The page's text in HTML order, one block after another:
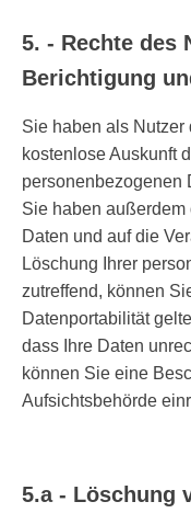
5. - Rechte des
Berichtigung
Sie haben als Nutzer
kostenlose Auskunft
personenbezogenen
Sie haben
Daten und auf die
Löschung Ihrer
zutreffend, können
Datenportabilität
dass Ihre Daten
können Sie eine
Aufsichtsbehörde
5.a - Löschung